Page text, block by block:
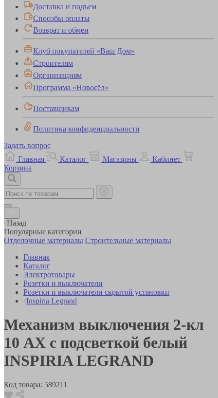
Доставка и подъем
Способы оплаты
Возврат и обмен
Клуб покупателей «Ваш Дом»
Строителям
Организациям
Программа «Новосёл»
Поставщикам
Политика конфиденциальности
Задать вопрос
Главная
Каталог Магазины
Кабинет
Корзина
Назад
Популярные категории
Отделочные материалы Строительные материалы
Главная
Каталог
Электротовары
Розетки и выключатели
Розетки и выключатели скрытой установки
Inspiria Legrand
Механизм выключения 2-кл
10 AX с подсветкой белый
INSPIRIA LEGRAND
Код товара: 589211